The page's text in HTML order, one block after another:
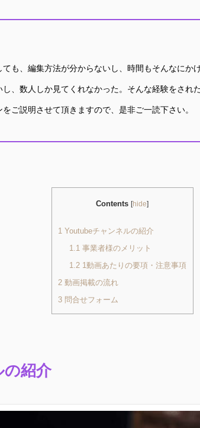
も、編集方法が分からないし、時間もそんなにか
、数人しか見てくれなかった。そんな経験をされ
ご説明させて頂きますので、是非ご一読下さい。
Contents [hide]
1 Youtubeチャンネルの紹介
1.1 事業者様のメリット
1.2 1動画あたりの要項・注意事項
2動画掲載の流れ
3問合せフォーム
紹介